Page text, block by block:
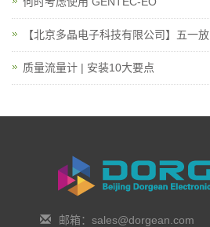
【北京多晶电子科技有限公司】五一放
质量流量计 | 安装10大要点
邮箱：sales@dorgean.com